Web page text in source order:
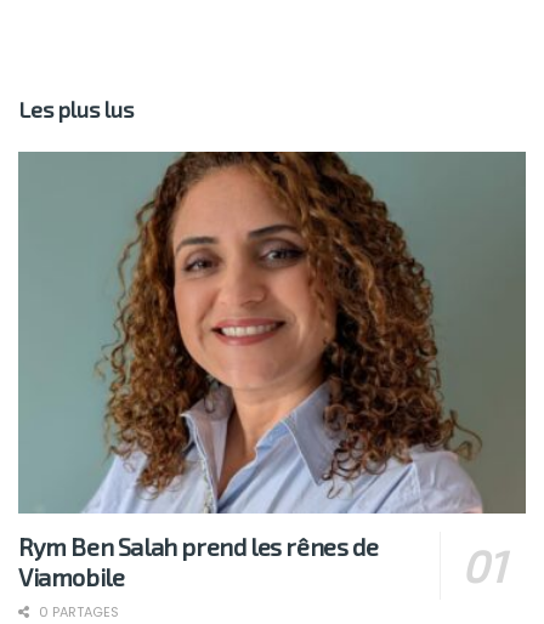
Les plus lus
Rym Ben Salah prend les rênes de
Viamobile
0 PARTAGES